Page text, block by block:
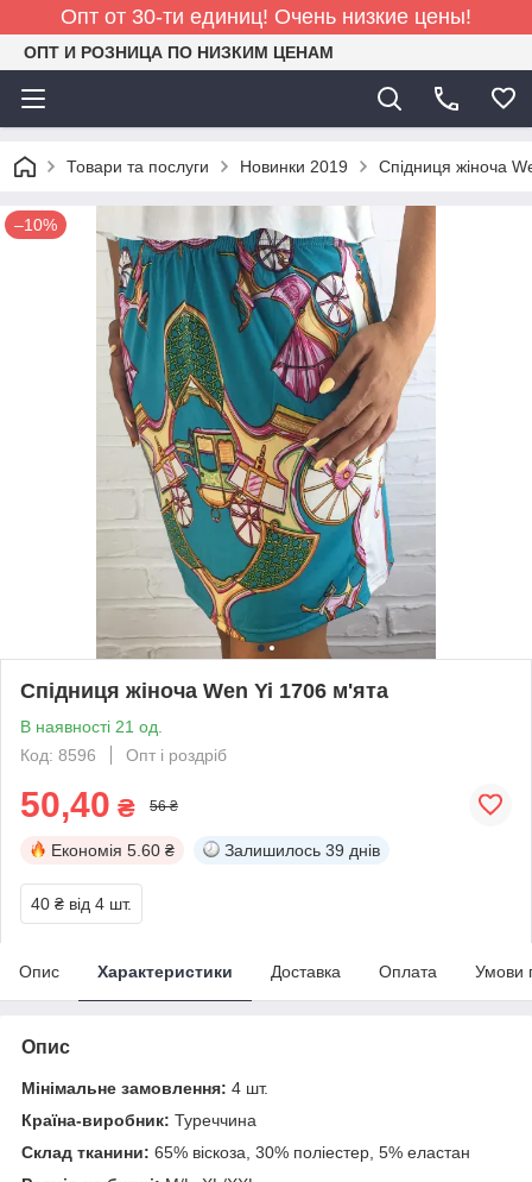
Опт от 30-ти единиц! Очень низкие цены!
ОПТ И РОЗНИЦА ПО НИЗКИМ ЦЕНАМ
Товари та послуги Новинки 2019 Спідниця жіноча
–10%
Спідниця жіноча Wen Yi 1706 м'ята
В наявності 21 од.
Код: 8596
Опт і роздріб
50,40 ₴ 56 ₴
Економія 5.60 ₴ Залишилось 39 днів
40 ₴ від 4 шт.
Опис Характеристики Доставка Оплата Умови
Опис
Мінімальне замовлення: 4 шт.
Країна-виробник: Туреччина
Склад тканини: 65% віскоза, 30% поліестер, 5% еластан